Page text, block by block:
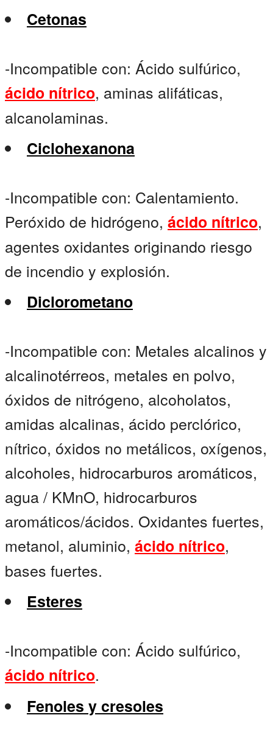
Cetonas
-Incompatible con: Ácido sulfúrico,
ácido nítrico, aminas alifáticas,
alcanolaminas.
Ciclohexanona
-Incompatible con: Calentamiento.
Peróxido de hidrógeno, ácido nítrico,
agentes oxidantes originando riesgo
de incendio y explosión.
Diclorometano
-Incompatible con: Metales alcalinos y
alcalinotérreos, metales en polvo,
óxidos de nitrógeno, alcoholatos,
amidas alcalinas, ácido perclórico,
nítrico, óxidos no metálicos, oxígenos,
alcoholes, hidrocarburos aromáticos,
agua / KMnO, hidrocarburos
aromáticos/ácidos. Oxidantes fuertes,
metanol, aluminio, ácido nítrico,
bases fuertes.
Esteres
-Incompatible con: Ácido sulfúrico,
ácido nítrico.
Fenoles y cresoles